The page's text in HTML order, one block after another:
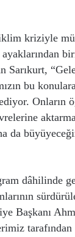
kriziyle
Sarıkurt,
bu
Onların
da
dâhilinde
Başkanı
tarafından